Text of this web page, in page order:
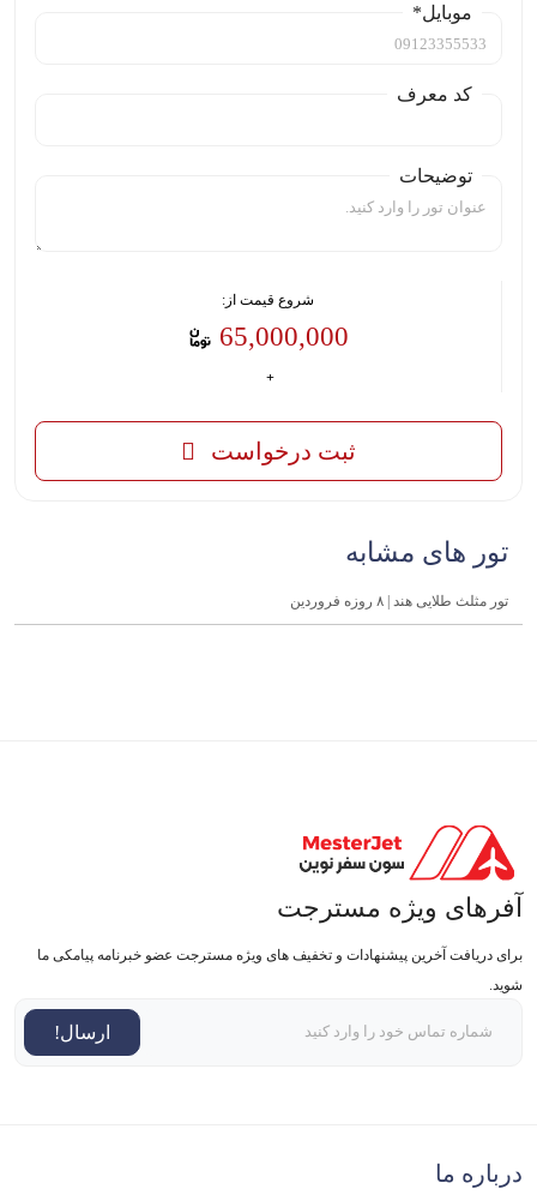
موبایل*
کد معرف
توضیحات
شروع قیمت از:
65,000,000
ثبت درخواست
تور های مشابه
تور مثلث طلایی هند | ۸ روزه فروردین
آفرهای ویژه مسترجت
برای دریافت آخرین پیشنهادات و تخفیف های ویژه مسترجت عضو خبرنامه پیامکی ما
شوید.
ارسال!
درباره ما